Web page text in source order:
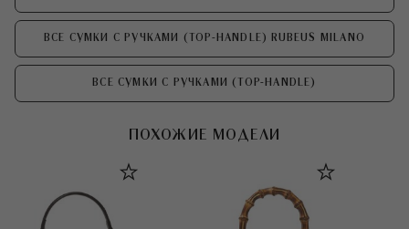
ВСЕ СУМКИ С РУЧКАМИ (TOP-HANDLE) RUBEUS MILANO
ВСЕ СУМКИ С РУЧКАМИ (TOP-HANDLE)
ПОХОЖИЕ МОДЕЛИ